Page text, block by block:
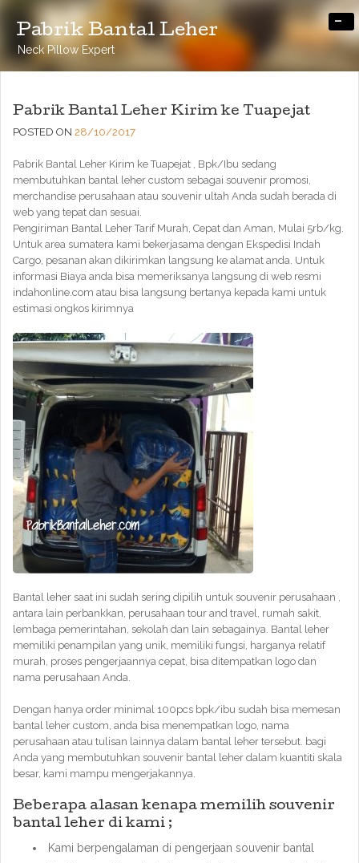
Pabrik Bantal Leher
Neck Pillow Expert
-
Pabrik Bantal Leher Kirim ke Tuapejat
POSTED ON 28/10/2017
Pabrik Bantal Leher Kirim ke Tuapejat , Bpk/Ibu sedang
membutuhkan bantal leher custom sebagai souvenir promosi,
merchandise perusahaan atau souvenir ultah Anda sudah berada di
web yang tepat dan sesuai.
Pengiriman Bantal Leher Tarif Murah, Cepat dan Aman, Mulai 5rb/kg.
Untuk area sumatera kami bekerjasama dengan Ekspedisi Indah
Cargo, pesanan akan dikirimkan langsung ke alamat anda. Untuk
informasi Biaya anda bisa memeriksanya langsung di web resmi
indahonline.com atau bisa langsung bertanya kepada kami untuk
estimasi ongkos kirimnya
Bantal leher saat ini sudah sering dipilih untuk souvenir perusahaan ,
antara lain perbankkan, perusahaan tour and travel, rumah sakit,
lembaga pemerintahan, sekolah dan lain sebagainya. Bantal leher
memiliki penampilan yang unik, memiliki fungsi, harganya relatif
murah, proses pengerjaannya cepat, bisa ditempatkan logo dan
nama perusahaan Anda.
Dengan hanya order minimal 100pcs bpk/ibu sudah bisa memesan
bantal leher custom, anda bisa menempatkan logo, nama
perusahaan atau tulisan lainnya dalam bantal leher tersebut. bagi
Anda yang membutuhkan souvenir bantal leher dalam kuantiti skala
besar, kami mampu mengerjakannya.
Beberapa alasan kenapa memilih souvenir
bantal leher di kami ;
Kami berpengalaman di pengerjaan souvenir bantal